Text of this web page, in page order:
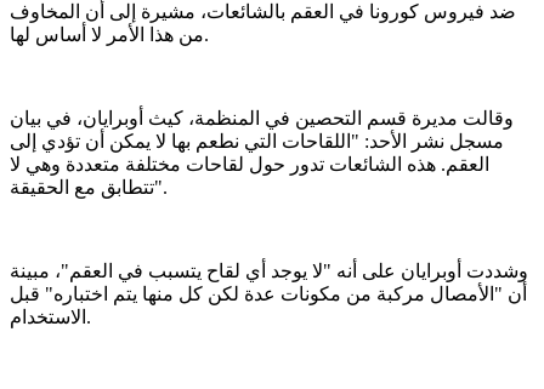
ضد فيروس كورونا في العقم بالشائعات، مشيرة إلى أن المخاوف
من هذا الأمر لا أساس لها.
وقالت مديرة قسم التحصين في المنظمة، كيث أوبرايان، في بيان
مسجل نشر الأحد: "اللقاحات التي نطعم بها لا يمكن أن تؤدي إلى
العقم. هذه الشائعات تدور حول لقاحات مختلفة متعددة وهي لا
تتطابق مع الحقيقة".
وشددت أوبرايان على أنه "لا يوجد أي لقاح يتسبب في العقم"، مبينة
أن "الأمصال مركبة من مكونات عدة لكن كل منها يتم اختباره" قبل
الاستخدام.